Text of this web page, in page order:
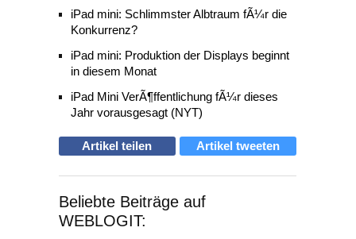
iPad mini: Schlimmster Albtraum fÃ¼r die
Konkurrenz?
iPad mini: Produktion der Displays beginnt
in diesem Monat
iPad Mini VerÃ¶ffentlichung fÃ¼r dieses
Jahr vorausgesagt (NYT)
Artikel teilen Artikel tweeten
Beliebte Beiträge auf
WEBLOGIT: